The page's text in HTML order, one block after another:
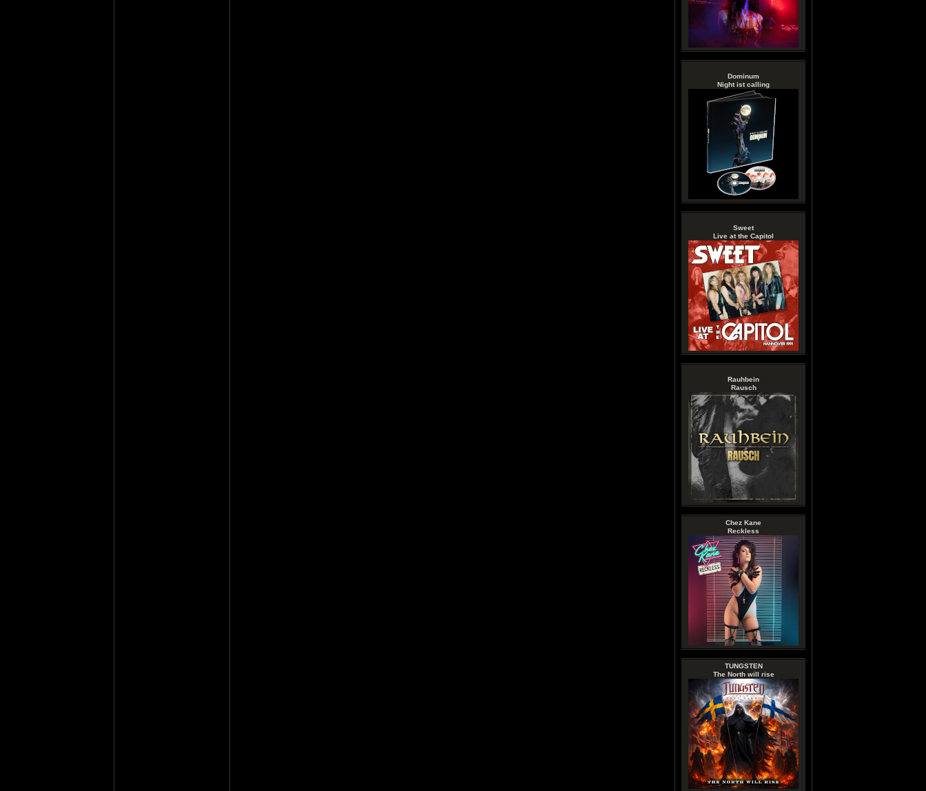
Dominum
Night ist calling
Sweet
Live at the Capitol
Rauhbein
Rausch
Chez Kane
Reckless
TUNGSTEN
The North will rise